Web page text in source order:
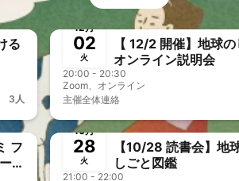
る
3人
終了
12月
02
火
【 12/2 開催】地球
オンライン説明会
20:00 - 20:30
Zoom、オンライン
主催全体連絡
フ
10月
28
火
【10/28 読書会】地
しごと図鑑
21:00 - 22:00